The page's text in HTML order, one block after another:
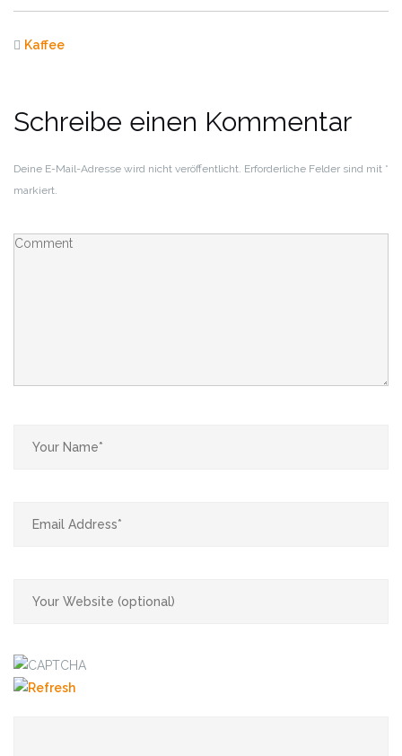
Kaffee
Schreibe einen Kommentar
Deine E-Mail-Adresse wird nicht veröffentlicht. Erforderliche Felder sind mit *
markiert.